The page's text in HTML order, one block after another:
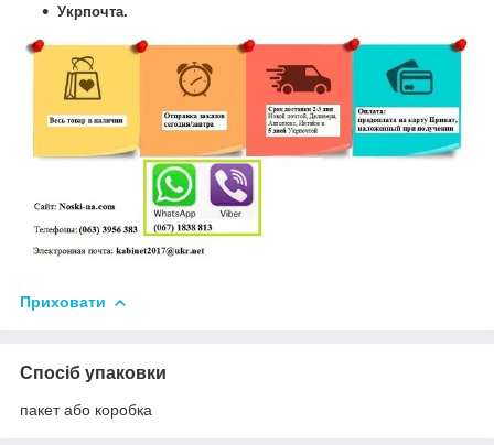
Укрпочта.
Приховати
Спосіб упаковки
пакет або коробка